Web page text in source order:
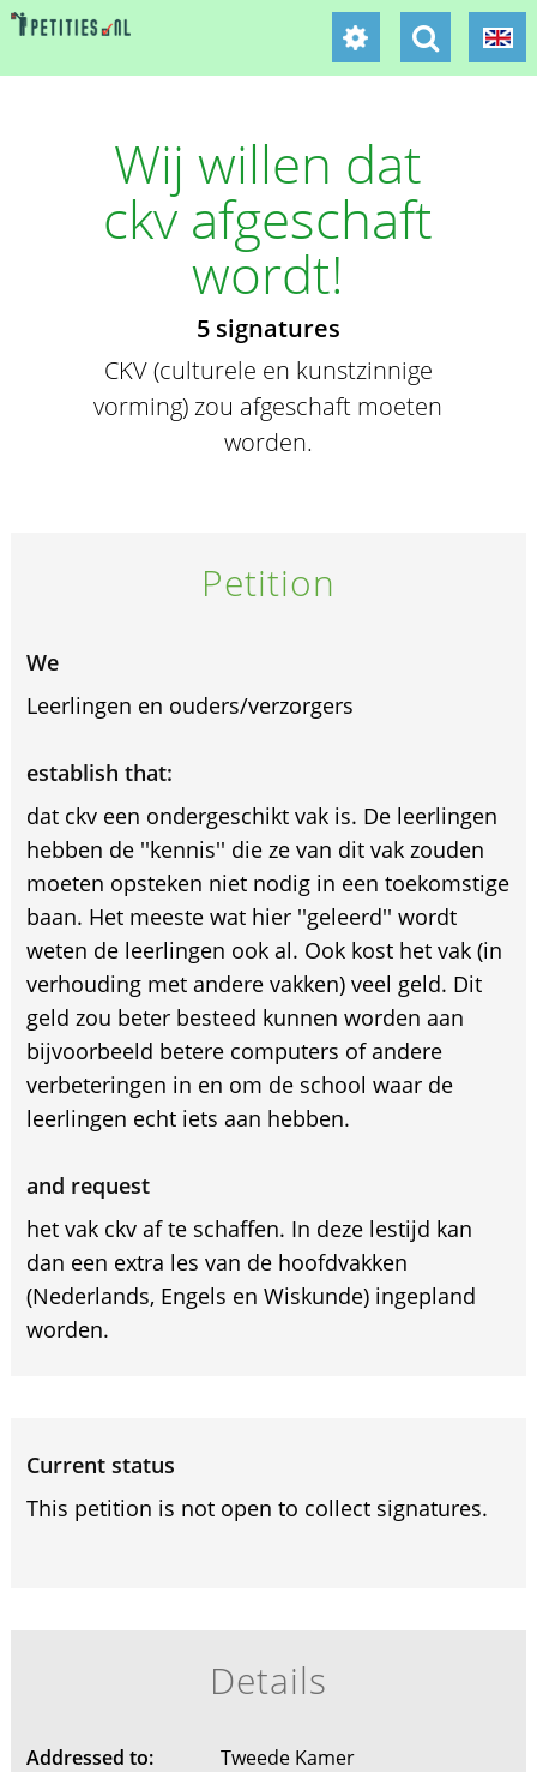
Wij willen dat
ckv afgeschaft
wordt!
5 signatures
CKV (culturele en kunstzinnige
vorming) zou afgeschaft moeten
worden.
Petition
We
Leerlingen en ouders/verzorgers
establish that:
dat ckv een ondergeschikt vak is. De leerlingen
hebben de ''kennis'' die ze van dit vak zouden
moeten opsteken niet nodig in een toekomstige
baan. Het meeste wat hier ''geleerd'' wordt
weten de leerlingen ook al. Ook kost het vak (in
verhouding met andere vakken) veel geld. Dit
geld zou beter besteed kunnen worden aan
bijvoorbeeld betere computers of andere
verbeteringen in en om de school waar de
leerlingen echt iets aan hebben.
and request
het vak ckv af te schaffen. In deze lestijd kan
dan een extra les van de hoofdvakken
(Nederlands, Engels en Wiskunde) ingepland
worden.
Current status
This petition is not open to collect signatures.
Details
Addressed to:
Tweede Kamer